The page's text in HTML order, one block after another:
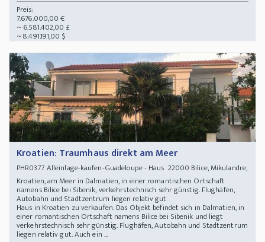
Preis:
7.676.000,00 €
~ 6.581.402,00 £
~ 8.491.191,00 $
Kroatien: Traumhaus direkt am Meer
PHR0377 Alleinlage-kaufen-Guadeloupe - Haus 22000 Bilice, Mikulandre,
Kroatien, am Meer in Dalmatien, in einer romantischen Ortschaft
namens Bilice bei Sibenik, verkehrstechnisch sehr günstig. Flughäfen,
Autobahn und Stadtzentrum liegen relativ gut
Haus in Kroatien zu verkaufen. Das Objekt befindet sich in Dalmatien, in
einer romantischen Ortschaft namens Bilice bei Sibenik und liegt
verkehrstechnisch sehr günstig. Flughäfen, Autobahn und Stadtzentrum
liegen relativ gut. Auch ein ...